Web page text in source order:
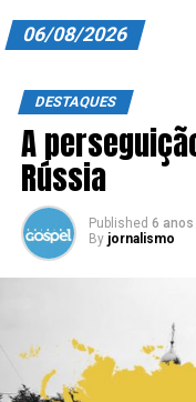
ANUNCIE CONOSCO
ASSINE
CARRINHO
EDITORIAL
EXPEDIENTE
06/08/2026
DESTAQUES
A
Rússia
Published 6 anos
By jornalismo